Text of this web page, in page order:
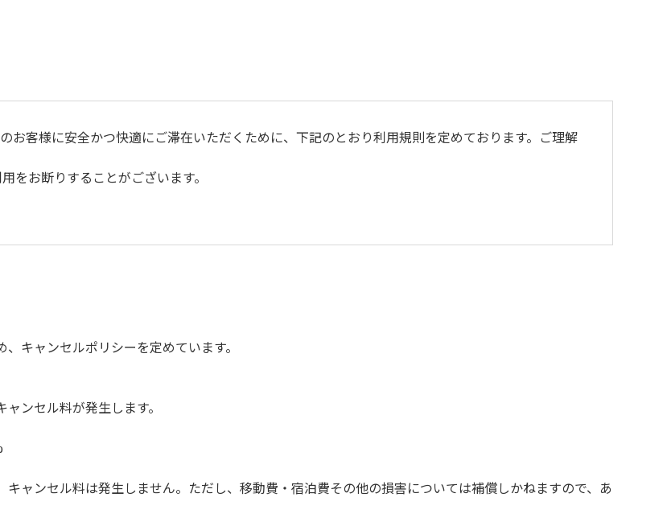
お客様に安全かつ快適にご滞在いただくために、下記のとおり利用規則を定めております。ご理解
をお断りすることがございます。
の使用、夜間の大声での談笑等）や他人に嫌悪感を与えるような行為はお止めください。
ァイヤーは禁止します。
火台の利用後は炭の鎮火の確認をお願いいたします。
タープは１つまで可）
使用済みの炭は専用の捨て場に捨てられます。）
者間でのトラブルで生じた損害に対しては、一切の責任を負いかねます。
従わない場合は退場していただき、今後の利用をお断りする場合があります。
キャンセルポリシーを定めています。
ンセル料が発生します。
ャンセル料は発生しません。ただし、移動費・宿泊費その他の損害については補償しかねますので、あ